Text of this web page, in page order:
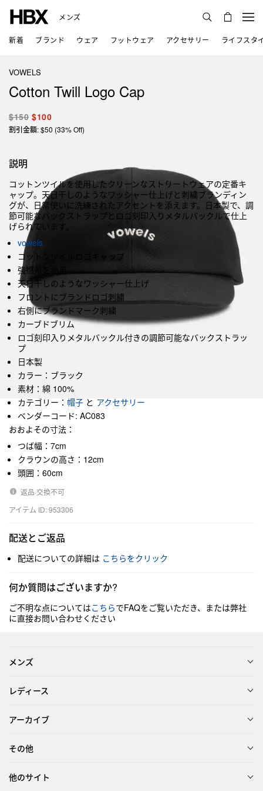
メンズ
新着 ブランド ウェア フットウェア アクセサリー ライフスタ
VOWELS
Cotton Twill Logo Cap
$150 $100
割引金額: $50 (33% Off)
説明
コットンツイルを使用したクリーンなストリートウェアの定番キ
ャップ。天日干しのようなワッシャー仕上げと刺繍ブランディン
グが、日常使いに洗練されたアクセントを添えます。日本製で、調
節可能なバックストラップとロゴ刻印入りメタルバックルで仕上
げられています。
vowels
コットンツイルロゴキャップ
強撚糸を使用
天日干しのようなワッシャー仕上げ
フロントにブランドロゴ刺繍
右側にブランドマーク刺繍
カーブドブリム
ロゴ刻印入りメタルバックル付きの調節可能なバックストラッ
プ
日本製
カラー：ブラック
素材：綿 100%
カテゴリー： 帽子 と アクセサリー
ベンダーコード: AC083
おおよその寸法：
つば幅：7cm
クラウンの高さ：12cm
頭囲：60cm
返品·交換不可
アイテム ID: 953306
配送とご返品
配送についての詳細は こちらをクリック
何か質問はございますか?
ご不明な点についてはこちらでFAQをご覧いただき、または弊社
に直接お問い合わせください
メンズ
レディース
アーカイブ
その他
他のサイト